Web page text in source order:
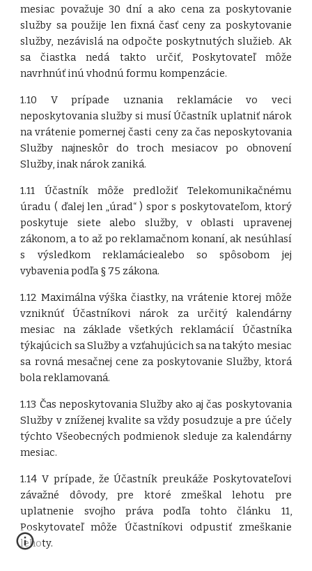
mesiac považuje 30 dní a ako cena za poskytovanie
služby sa použije len fixná časť ceny za poskytovanie
služby, nezávislá na odpočte poskytnutých služieb. Ak
sa čiastka nedá takto určiť, Poskytovateľ môže
navrhnúť inú vhodnú formu kompenzácie.
1.10 V prípade uznania reklamácie vo veci
neposkytovania služby si musí Účastník uplatniť nárok
na vrátenie pomernej časti ceny za čas neposkytovania
Služby najneskôr do troch mesiacov po obnovení
Služby, inak nárok zaniká.
1.11 Účastník môže predložiť Telekomunikačnému
úradu ( ďalej len „úrad“ ) spor s poskytovateľom, ktorý
poskytuje siete alebo služby, v oblasti upravenej
zákonom, a to až po reklamačnom konaní, ak nesúhlasí
s výsledkom reklamáciealebo so spôsobom jej
vybavenia podľa § 75 zákona.
1.12 Maximálna výška čiastky, na vrátenie ktorej môže
vzniknúť Účastníkovi nárok za určitý kalendárny
mesiac na základe všetkých reklamácií Účastníka
týkajúcich sa Služby a vzťahujúcich sa na takýto mesiac
sa rovná mesačnej cene za poskytovanie Služby, ktorá
bola reklamovaná.
1.13 Čas neposkytovania Služby ako aj čas poskytovania
Služby v zníženej kvalite sa vždy posudzuje a pre účely
týchto Všeobecných podmienok sleduje za kalendárny
mesiac.
1.14 V prípade, že Účastník preukáže Poskytovateľovi
závažné dôvody, pre ktoré zmeškal lehotu pre
uplatnenie svojho práva podľa tohto článku 11,
Poskytovateľ môže Účastníkovi odpustiť zmeškanie
lehoty.